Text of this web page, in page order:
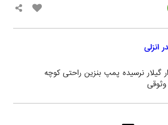
انزلی
گیلار نرسیده پمپ بنزین راحتی کوچه